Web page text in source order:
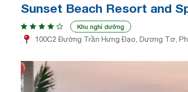
Sunset Beach Resort and
Khu nghỉ dưỡng
100C2 Đường Trần Hưng Đạo, Dương Tơ,